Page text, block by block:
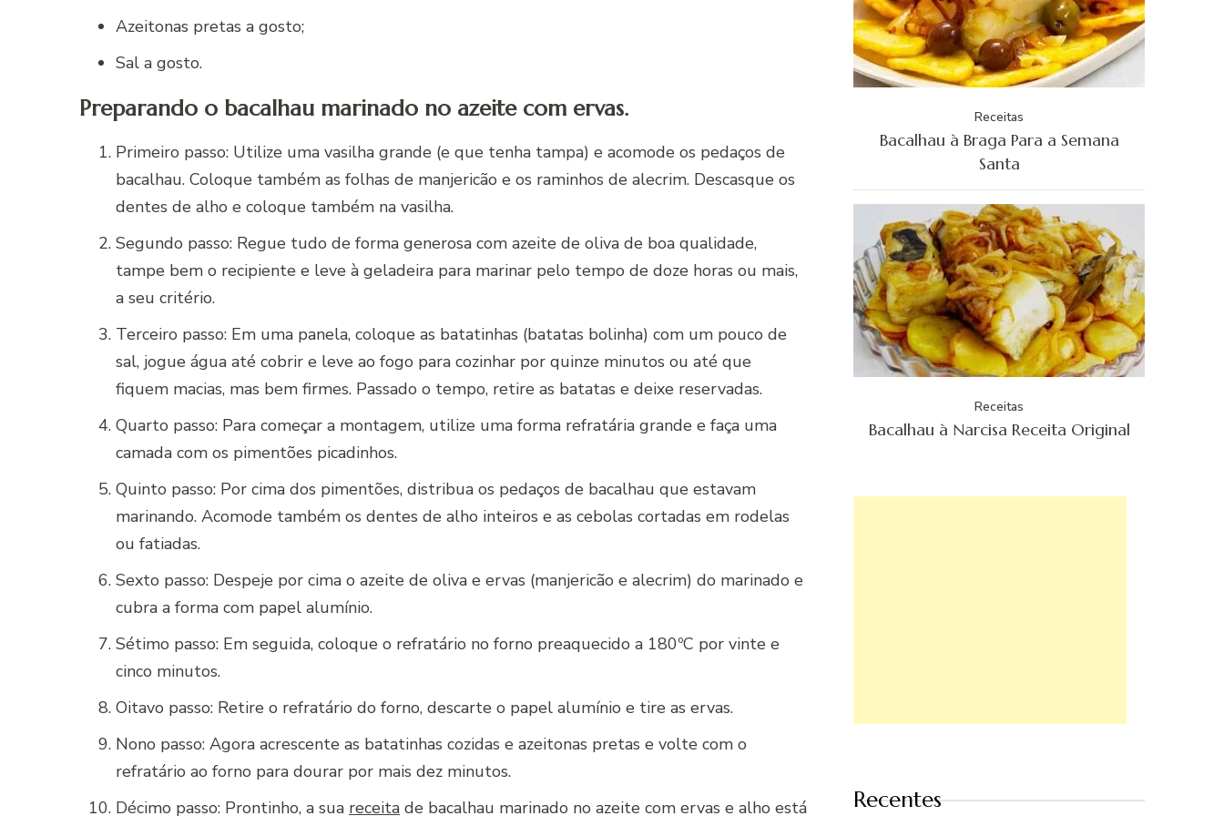
Azeitonas pretas a gosto;
Sal a gosto.
Preparando o bacalhau marinado no azeite com ervas.
Primeiro passo: Utilize uma vasilha grande (e que tenha tampa) e acomode os pedaços de
bacalhau. Coloque também as folhas de manjericão e os raminhos de alecrim. Descasque os
dentes de alho e coloque também na vasilha.
Segundo passo: Regue tudo de forma generosa com azeite de oliva de boa qualidade,
tampe bem o recipiente e leve à geladeira para marinar pelo tempo de doze horas ou mais,
a seu critério.
Terceiro passo: Em uma panela, coloque as batatinhas (batatas bolinha) com um pouco de
sal, jogue água até cobrir e leve ao fogo para cozinhar por quinze minutos ou até que
fiquem macias, mas bem firmes. Passado o tempo, retire as batatas e deixe reservadas.
Quarto passo: Para começar a montagem, utilize uma forma refratária grande e faça uma
camada com os pimentões picadinhos.
Quinto passo: Por cima dos pimentões, distribua os pedaços de bacalhau que estavam
marinando. Acomode também os dentes de alho inteiros e as cebolas cortadas em rodelas
ou fatiadas.
Sexto passo: Despeje por cima o azeite de oliva e ervas (manjericão e alecrim) do marinado e
cubra a forma com papel alumínio.
Sétimo passo: Em seguida, coloque o refratário no forno preaquecido a 180ºC por vinte e
cinco minutos.
Oitavo passo: Retire o refratário do forno, descarte o papel alumínio e tire as ervas.
Nono passo: Agora acrescente as batatinhas cozidas e azeitonas pretas e volte com o
refratário ao forno para dourar por mais dez minutos.
Décimo passo: Prontinho, a sua receita de bacalhau marinado no azeite com ervas e alho está
Receitas
Bacalhau à Braga Para a Semana
Santa
Receitas
Bacalhau à Narcisa Receita Original
Recentes